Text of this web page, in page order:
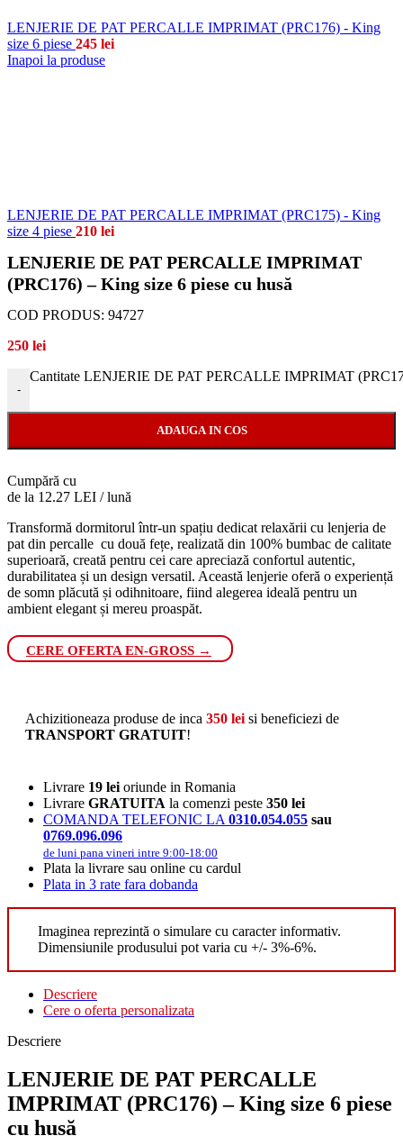
LENJERIE DE PAT PERCALLE IMPRIMAT (PRC176) - King
size 6 piese 245 lei
Inapoi la produse
LENJERIE DE PAT PERCALLE IMPRIMAT (PRC175) - King
size 4 piese 210 lei
LENJERIE DE PAT PERCALLE IMPRIMAT
(PRC176) – King size 6 piese cu husă
COD PRODUS: 94727
250 lei
-
Cantitate LENJERIE DE PAT PERCALLE IMPRIMAT
ADAUGA IN COS
Cumpără cu
de la 12.27 LEI / lună
Transformă dormitorul într-un spațiu dedicat relaxării cu lenjeria de
pat din percalle cu două fețe, realizată din 100% bumbac de calitate
superioară, creată pentru cei care apreciază confortul autentic,
durabilitatea și un design versatil. Această lenjerie oferă o experiență
de somn plăcută și odihnitoare, fiind alegerea ideală pentru un
ambient elegant și mereu proaspăt.
CERE OFERTA EN-GROSS →
Achizitioneaza produse de inca 350 lei si beneficiezi de
TRANSPORT GRATUIT!
Livrare 19 lei oriunde in Romania
Livrare GRATUITA la comenzi peste 350 lei
COMANDA TELEFONIC LA 0310.054.055 sau
0769.096.096
de luni pana vineri intre 9:00-18:00
Plata la livrare sau online cu cardul
Plata in 3 rate fara dobanda
Imaginea reprezintă o simulare cu caracter informativ.
Dimensiunile produsului pot varia cu +/- 3%-6%.
Descriere
Cere o oferta personalizata
Descriere
LENJERIE DE PAT PERCALLE
IMPRIMAT (PRC176) – King size 6 piese
cu husă